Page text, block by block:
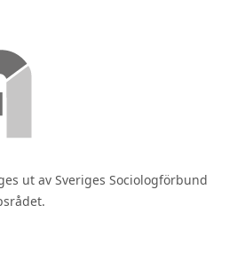
ut av Sveriges Sociologförbund